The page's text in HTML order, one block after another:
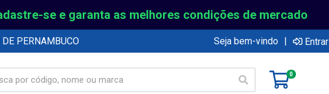
se e garanta as melhores condições de mercado
PERNAMBUCO Seja bem-vindo | Entrar
0